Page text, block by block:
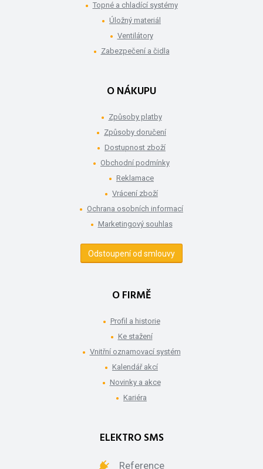
Topné a chladící systémy
Úložný materiál
Ventilátory
Zabezpečení a čidla
O NÁKUPU
Způsoby platby
Způsoby doručení
Dostupnost zboží
Obchodní podmínky
Reklamace
Vrácení zboží
Ochrana osobních informací
Marketingový souhlas
Odstoupení od smlouvy
O FIRMĚ
Profil a historie
Ke stažení
Vnitřní oznamovací systém
Kalendář akcí
Novinky a akce
Kariéra
ELEKTRO SMS
Reference